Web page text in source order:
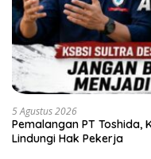
5 Agustus 2026
Pemalangan PT Toshida,
Lindungi Hak Pekerja